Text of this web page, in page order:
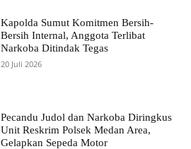
Kapolda Sumut Komitmen Bersih-
Bersih Internal, Anggota Terlibat
Narkoba Ditindak Tegas
20 Juli 2026
Pecandu Judol dan Narkoba Diringkus
Unit Reskrim Polsek Medan Area,
Gelapkan Sepeda Motor